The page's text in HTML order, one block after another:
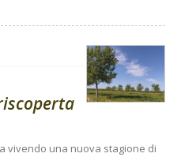
vivendo una nuova stagione di